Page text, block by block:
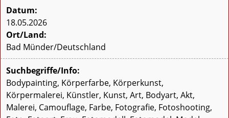
Datum:
18.05.2026
Ort/Land:
Bad Münder/Deutschland
Suchbegriffe/Info:
Bodypainting, Körperfarbe, Körperkunst,
Körpermalerei, Künstler, Kunst, Art, Bodyart, Akt,
Malerei, Camouflage, Farbe, Fotografie, Fotoshooting,